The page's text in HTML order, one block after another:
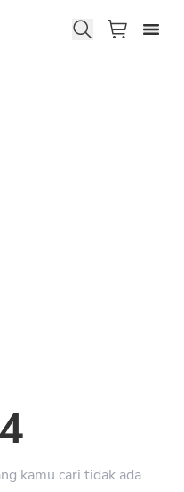
kamu cari tidak ada.